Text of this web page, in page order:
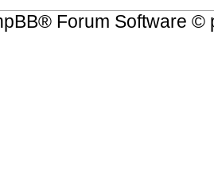
® Forum Software ©